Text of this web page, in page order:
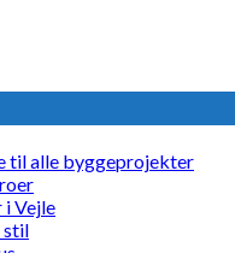
til alle byggeprojekter
i Vejle
stil